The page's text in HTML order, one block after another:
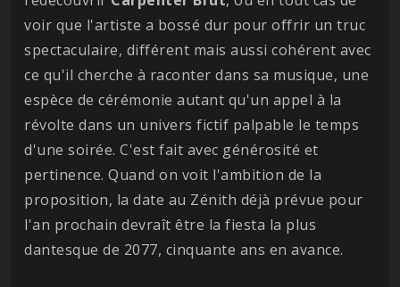
voir que l'artiste a bossé dur pour offrir un truc
spectaculaire, différent mais aussi cohérent avec
ce qu'il cherche à raconter dans sa musique, une
espèce de cérémonie autant qu'un appel à la
révolte dans un univers fictif palpable le temps
d'une soirée. C'est fait avec générosité et
pertinence. Quand on voit l'ambition de la
proposition, la date au Zénith déjà prévue pour
l'an prochain devraît être la fiesta la plus
dantesque de 2077, cinquante ans en avance.